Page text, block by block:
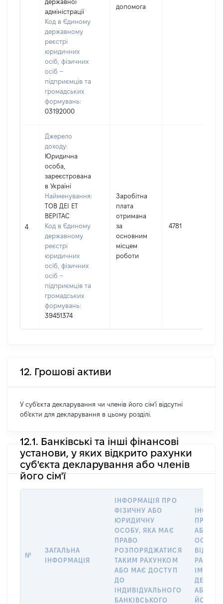
державної
адміністрації
Код в Єдиному
державному
реєстрі
юридичних
осіб, фізичних
осіб –
підприємців та
громадських
формувань:
03192000
допомога
4
Джерело
доходу:
Юридична
особа,
зареєстрована
в Україні
Найменування:
ТОВ ДЕІ ЕТ
ВЕРІТАС
Код в Єдиному
державному
реєстрі
юридичних
осіб, фізичних
осіб –
підприємців та
громадських
формувань:
39451374
Заробітна
плата
отримана
за
основним
місцем
роботи
4781
12. Грошові активи
У суб'єкта декларування чи членів його сім'ї відсутні
об'єкти для декларування в цьому розділі.
12.1. Банківські та інші фінансові
установи, у яких відкрито рахунки
суб'єкта декларування або членів
його сім'ї
№
ЗАГАЛЬНА
ІНФОРМАЦІЯ
ІНФОРМАЦІЯ ПРО
ФІЗИЧНУ АБО
ЮРИДИЧНУ
ОСОБУ, ЯКА МАЄ
ПРАВО
РОЗПОРЯДЖАТИСЯ
ТАКИМ РАХУНКОМ
АБО МАЄ ДОСТУП
ДО
ІНДИВІДУАЛЬНОГО
БАНКІВСЬКОГО
ПРО
АБО
ОСОБУ,
ІМ’Я
АБО
ЙОГО